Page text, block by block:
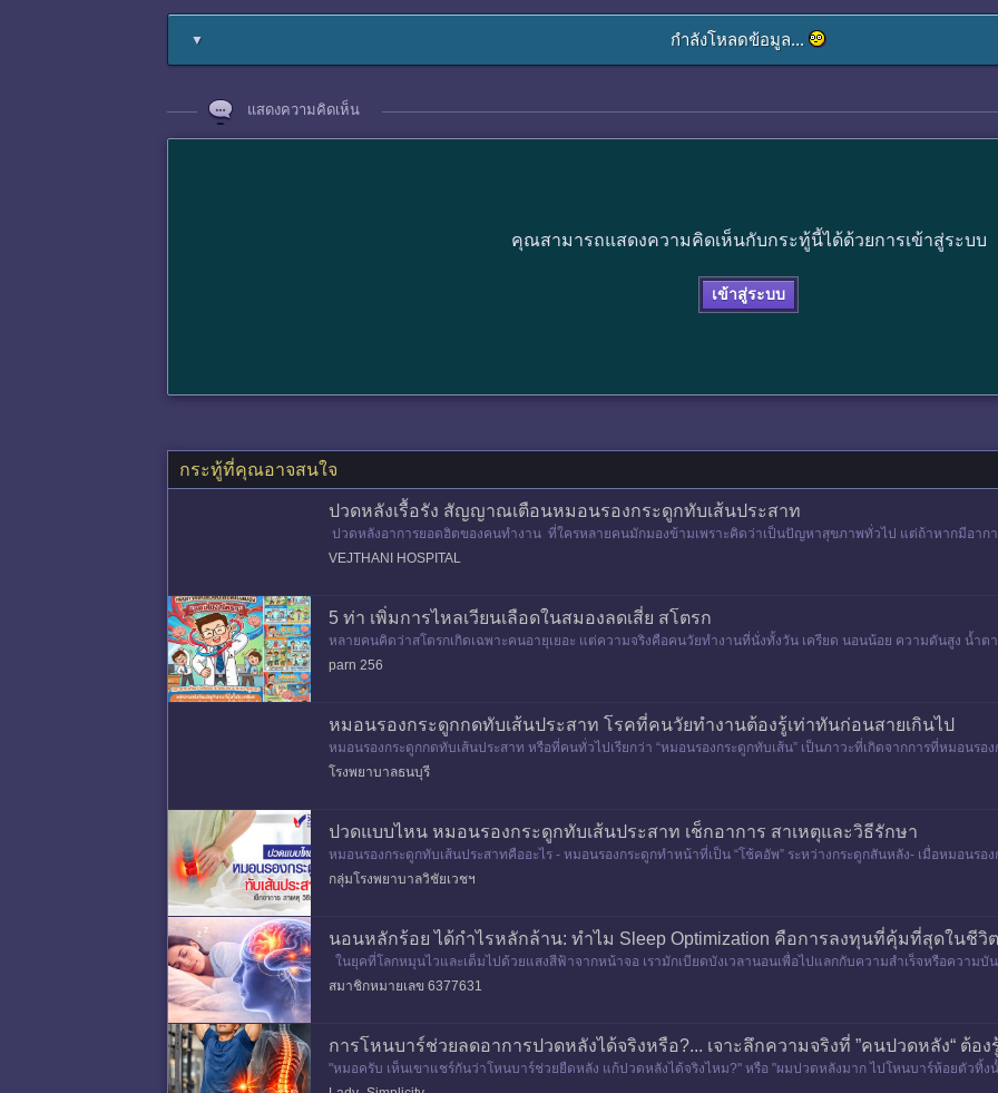
▼ กำลังโหลดข้อมูล...
แสดงความคิดเห็น
คุณสามารถแสดงความคิดเห็นกับกระทู้นี้ได้ด้วยการเข้าสู่ระบบ
เข้าสู่ระบบ
กระทู้ที่คุณอาจสนใจ
ปวดหลังเรื้อรัง สัญญาณเตือนหมอนรองกระดูกทับเส้นประสาท
ปวดหลังอาการยอดฮิตของคนทำงาน ที่ใครหลายคนมักมองข้ามเพราะคิดว่าเป็นปัญหาสุขภาพทั่วไป แต่ถ้าหากมีอาก
แรง อาจเป็นสัญญาณเตือนถึงโรคหมอนรองก
VEJTHANI HOSPITAL
5 ท่า เพิ่มการไหลเวียนเลือดในสมองลดเสี่ย สโตรก
หลายคนคิดว่าสโตรกเกิดเฉพาะคนอายุเยอะ แต่ความจริงคือคนวัยทำงานที่นั่งทั้งวัน เครียด นอนน้อย ความดันสูง น้ำต
เดียว แต่ค่อย ๆ แข็ง ตีบ และอักเสบสะสม ก
parn 256
หมอนรองกระดูกกดทับเส้นประสาท โรคที่คนวัยทำงานต้องรู้เท่าทันก่อนสายเกินไป
หมอนรองกระดูกกดทับเส้นประสาท หรือที่คนทั่วไปเรียกว่า “หมอนรองกระดูกทับเส้น” เป็นภาวะที่เกิดจากการที่หมอนร
ดทับเส้นประสาทที่อยู่บริเวณใกล้
โรงพยาบาลธนบุรี
ปวดแบบไหน หมอนรองกระดูกทับเส้นประสาท เช็กอาการ สาเหตุและวิธีรักษา
หมอนรองกระดูกทับเส้นประสาทคืออะไร - หมอนรองกระดูกทำหน้าที่เป็น “โช้คอัพ” ระหว่างกระดูกสันหลัง- เมื่อหมอนร
การปวด ชา หรืออ่อนแรง- พบ
กลุ่มโรงพยาบาลวิชัยเวชฯ
นอนหลักร้อย ได้กำไรหลักล้าน: ทำไม Sleep Optimization คือการลงทุนที่คุ้มที่สุดในชีวิต
ในยุคที่โลกหมุนไวและเต็มไปด้วยแสงสีฟ้าจากหน้าจอ เรามักเบียดบังเวลานอนเพื่อไปแลกกับความสำเร็จหรือความ
ายให้หยุดทำงาน แต่มันคือช่
สมาชิกหมายเลข 6377631
การโหนบาร์ช่วยลดอาการปวดหลังได้จริงหรือ?... เจาะลึกความจริงที่ ”คนปวดหลัง“ ต้อ
"หมอครับ เห็นเขาแชร์กันว่าโหนบาร์ช่วยยืดหลัง แก้ปวดหลังได้จริงไหม?" หรือ "ผมปวดหลังมาก ไปโหนบาร์ห้อยตัวทิ้
ไข้หลายท่านสงสัย